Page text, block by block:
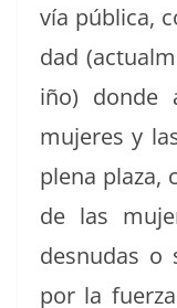
vía públi­ca,
dad
iño) donde
mujeres y
ple­na plaza,
de las
desnudas o
por la